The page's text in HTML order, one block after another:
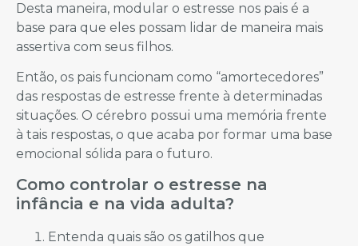
Desta maneira, modular o estresse nos pais é a
base para que eles possam lidar de maneira mais
assertiva com seus filhos.
Então, os pais funcionam como “amortecedores”
das respostas de estresse frente à determinadas
situações. O cérebro possui uma memória frente
à tais respostas, o que acaba por formar uma base
emocional sólida para o futuro.
Como controlar o estresse na
infância e na vida adulta?
Entenda quais são os gatilhos que